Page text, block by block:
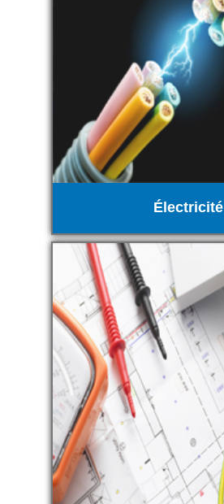
Électricité